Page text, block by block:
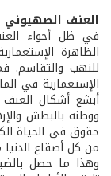
العنف الصهيوني
في ظل أجواء
الظاهرة
للنهب والتقاسم.
الإستعمارية في
أبشع أشكال العنف
ووطنه بالبطش
حقوق في الحياة
من كل أصقاع
وهذا ما حصل